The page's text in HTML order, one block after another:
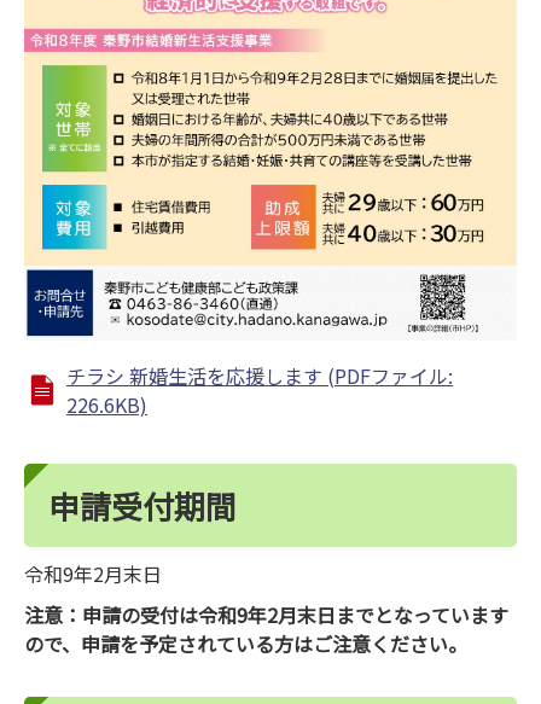
チラシ 新婚生活を応援します (PDFファイル:
226.6KB)
申請受付期間
令和9年2月末日
注意：申請の受付は令和9年2月末日までとなっています
ので、申請を予定されている方はご注意ください。